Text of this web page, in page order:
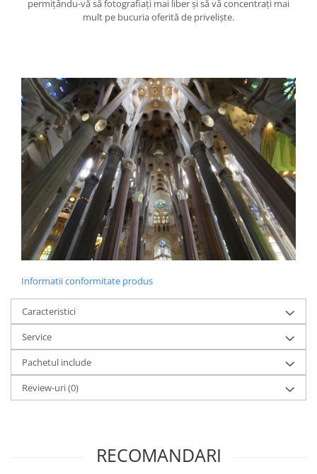
Aparate foto unica folosinta
Filme instant FUJI INSTAX
Chimicale developare film alb-
negru
diapozitive 35mm color
diapozitive late 120mm color
negative 35mm alb-negru
negative 35mm color
negative late 120mm alb-negru
Scanere Film
Binocluri, Lupe si Telescoape
Binocluri
Lunete
Accesorii pentru Lunete si
Telescoape
Aparate foto de colectie, cu burduf
permiţându-vă să fotografiaţi mai liber şi să vă concentraţi mai
mult pe bucuria oferită de privelişte.
Informatii conformitate produs
Caracteristici
Service
Pachetul include
Review-uri(0)
RECOMANDARI